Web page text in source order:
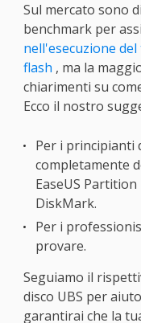
Sul mercato sono
benchmark per
nell'esecuzione
flash , ma la
chiarimenti su
Ecco il nostro
Per i principianti
completamente
EaseUS
DiskMark.
Per i
provare.
Seguiamo il
disco UBS per
garantirai che la